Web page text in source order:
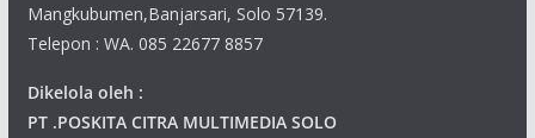
Mangkubumen,Banjarsari, Solo 57139.
Telepon : WA. 085 22677 8857
Dikelola oleh :
PT .POSKITA CITRA MULTIMEDIA SOLO